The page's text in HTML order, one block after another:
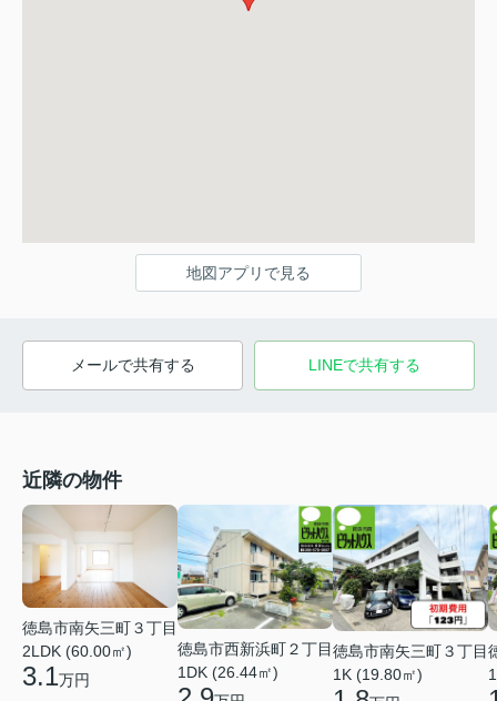
地図アプリで見る
メールで共有する LINEで共有する
近隣の物件
徳島市南矢三町３丁目
2LDK (60.00㎡)
3.1万円
徳島市西新浜町２丁目
1DK (26.44㎡)
徳島市南矢三町３丁目
1K (19.80㎡)